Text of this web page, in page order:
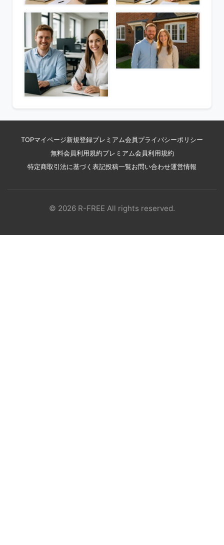
TOPマイページ新規登録プレミアム会員 プライバシーポリシー
無料会員利用規約プレミアム会員利用規約
特定商取引法に基づく表記投稿一覧お問い合わせ運営情報
© 2026 R-FREE All rights reserved.